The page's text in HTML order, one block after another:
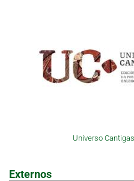
Universo Cantigas
Externos